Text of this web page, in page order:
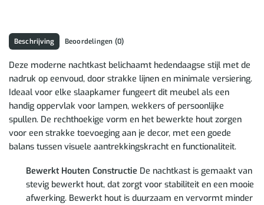
Beschrijving Beoordelingen (0)
Deze moderne nachtkast belichaamt hedendaagse stijl met de
nadruk op eenvoud, door strakke lijnen en minimale versiering.
Ideaal voor elke slaapkamer fungeert dit meubel als een
handig oppervlak voor lampen, wekkers of persoonlijke
spullen. De rechthoekige vorm en het bewerkte hout zorgen
voor een strakke toevoeging aan je decor, met een goede
balans tussen visuele aantrekkingskracht en functionaliteit.
Bewerkt Houten Constructie De nachtkast is gemaakt van
stevig bewerkt hout, dat zorgt voor stabiliteit en een mooie
afwerking. Bewerkt hout is duurzaam en vervormt minder